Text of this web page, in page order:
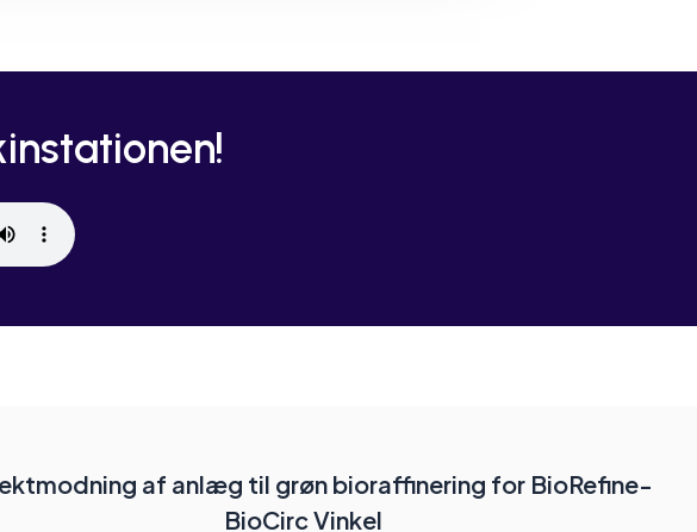
af anlæg til grøn bioraffinering for BioRefine-
BioCirc Vinkel